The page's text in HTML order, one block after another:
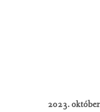
2023. október